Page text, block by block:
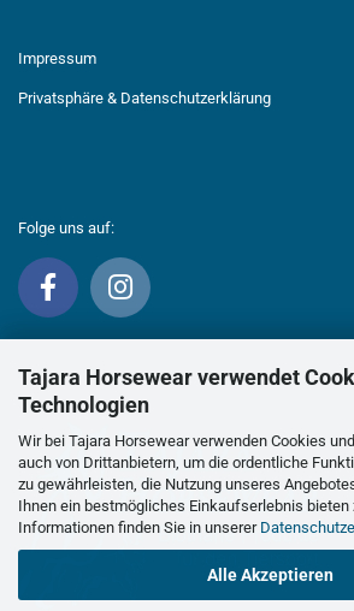
Tajara Horsewear verwendet
Technologien
Wir bei Tajara Horsewear verwenden Cookies
auch von Drittanbietern, um die ordentliche
zu gewährleisten, die Nutzung unseres
Ihnen ein bestmögliches Einkaufserlebnis bieten
Informationen finden Sie in unserer
Alle Akzeptieren
Impressum
Privatsphäre & Datenschutzerklärung
Folge uns auf: